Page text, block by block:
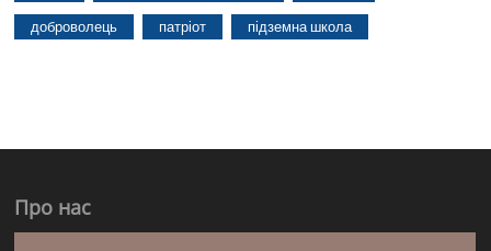
доброволець патріот підземна школа
Про нас